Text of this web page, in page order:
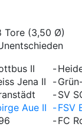
Tore (3,50 Ø)
II -
Jena II -
-SV
Aue II -FSV
-FC